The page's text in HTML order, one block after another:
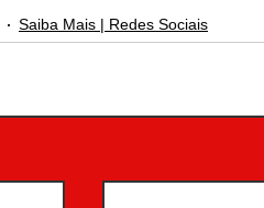
Saiba Mais | Redes Sociais